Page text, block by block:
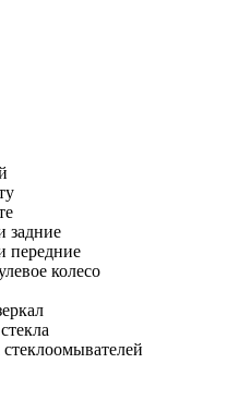
задние
передние
колесо